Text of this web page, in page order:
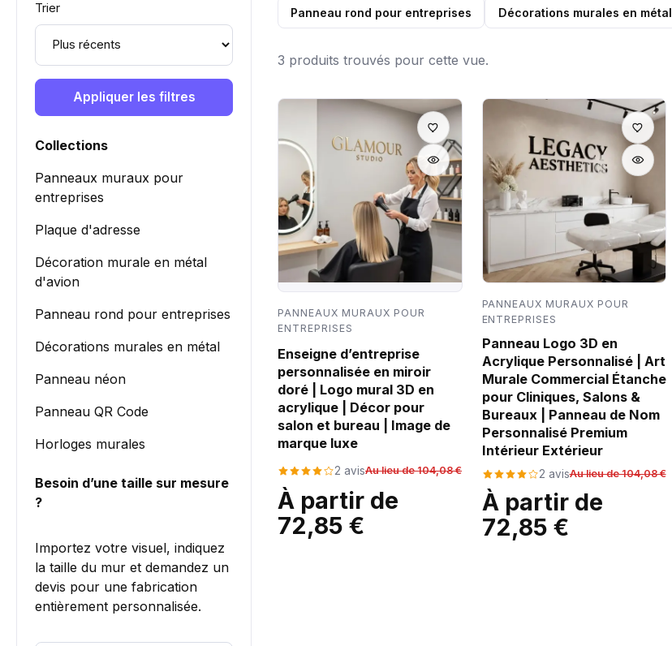
Trier
Appliquer les filtres
Collections
Panneaux muraux pour
entreprises
Plaque d'adresse
Décoration murale en métal
d'avion
Panneau rond pour entreprises
Décorations murales en métal
Panneau néon
Panneau QR Code
Horloges murales
Besoin d’une taille sur mesure
?
Importez votre visuel, indiquez
la taille du mur et demandez un
devis pour une fabrication
entièrement personnalisée.
Panneau rond pour entreprises Décorations murales en métal
3 produits trouvés pour cette vue.
PANNEAUX MURAUX POUR
ENTREPRISES
Enseigne d’entreprise
personnalisée en miroir
doré | Logo mural 3D en
acrylique | Décor pour
salon et bureau | Image de
marque luxe
2 avisAu lieu de 104,08 €
À partir de
72,85 €
PANNEAUX MURAUX POUR
ENTREPRISES
Panneau Logo 3D en
Acrylique Personnalisé | Art
Murale Commercial Étanche
pour Cliniques, Salons &
Bureaux | Panneau de Nom
Personnalisé Premium
Intérieur Extérieur
2 avisAu lieu de 104,08 €
À partir de
72,85 €